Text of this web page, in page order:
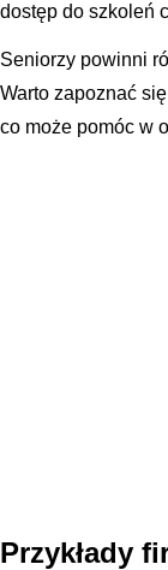
dostęp do szkoleń
Seniorzy powinni
Warto zapoznać
co może pomóc w
Przykłady